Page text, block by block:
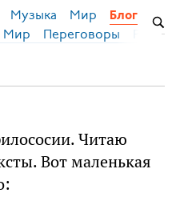
Музыка Мир Блог
Мир Переговоры
Читаю
Вот маленькая